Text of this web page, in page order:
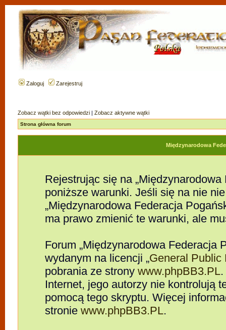
Zaloguj Zarejestruj
Zobacz wątki bez odpowiedzi | Zobacz aktywne wątki
Strona główna forum
Międzynarodowa
Rejestrując się na
poniższe warunki. Jeśli się na nie
„Międzynarodowa Federacja
ma prawo zmienić te warunki, ale
Forum „Międzynarodowa Federacja
wydanym na licencji „General Public
pobrania ze strony www.phpBB3.PL
Internet, jego autorzy nie kontrolują
pomocą tego skryptu. Więcej
stronie www.phpBB3.PL.